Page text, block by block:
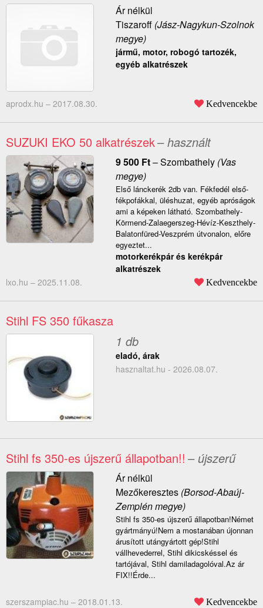
Ár nélkül
Tiszaroff(Jász-Nagykun-Szolnok
megye)
jármű, motor, robogó tartozék,
egyéb alkatrészek
aprodx.hu – 2017.08.30. Kedvencekbe
SUZUKI EKO 50 alkatrészek– használt
9 500 Ft–Szombathely(Vas
megye)
Első lánckerék 2db van. Fékfedél első-
fékpofákkal, üléshuzat, egyéb apróságok
ami a képeken látható. Szombathely-
Körmend-Zalaegerszeg-Hévíz-Keszthely-
Balatonfüred-Veszprém útvonalon, előre
egyeztet...
motorkerékpár és kerékpár
alkatrészek
lxo.hu – 2025.11.08. Kedvencekbe
Stihl FS 350 fűkasza
1 db
eladó, árak
hasznaltat.hu - 2026.08.07.
Stihl fs 350-es újszerű állapotban!! – újszerű
Ár nélkül
Mezőkeresztes(Borsod-Abaúj-
Zemplén megye)
Stihl fs 350-es újszerű állapotban!Német
gyártmányú!Nem a mostanában újonnan
árusított utángyártott gép!Stihl
vállhevederrel, Stihl dikicskéssel és
tartójával, Stihl damiladagolóval.Az ár
FIX!!Érde...
szerszampiac.hu – 2018.01.13. Kedvencekbe